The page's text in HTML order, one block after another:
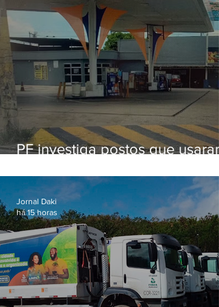
PF investiga postos que usaram
secretário morto em 2020
Jornal Daki
há 15 horas